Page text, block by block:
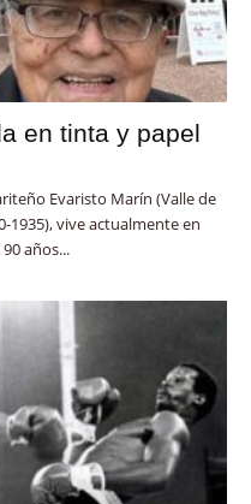
en tinta y papel
Evaristo Marín (Valle de
1935), vive actualmente en
años...